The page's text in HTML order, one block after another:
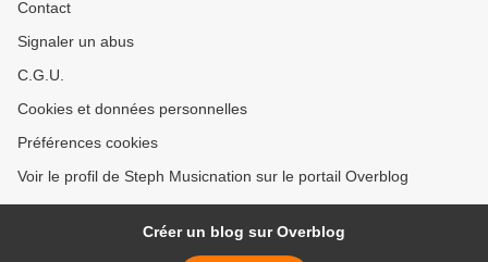
Contact
Signaler un abus
C.G.U.
Cookies et données personnelles
Préférences cookies
Voir le profil de Steph Musicnation sur le portail Overblog
Créer un blog sur Overblog